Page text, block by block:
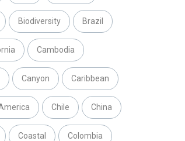
Biodiversity Brazil
Cambodia
Canyon Caribbean
Chile China
Coastal Colombia